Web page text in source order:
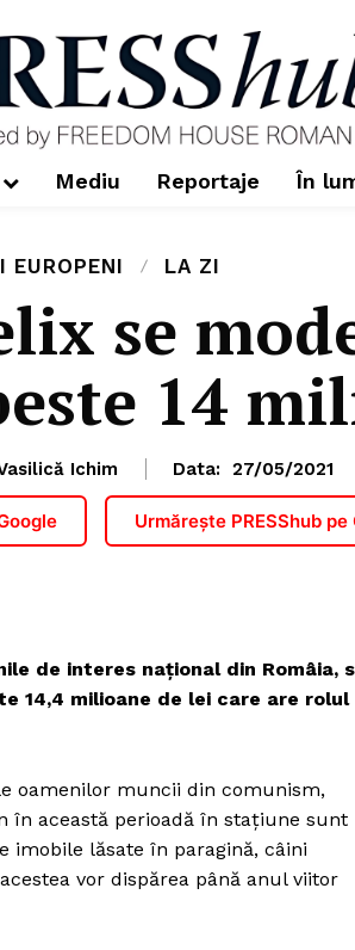
Mediu Reportaje În
EUROPENI LA ZI
se
14
Ichim Data: 27/05/2021
Urmărește PRESShub
de interes național din Româia,
14,4 milioane de lei care are rolul
oamenilor muncii din comunism,
în această perioadă în stațiune sunt
imobile lăsate în paragină, câini
vor dispărea până anul viitor